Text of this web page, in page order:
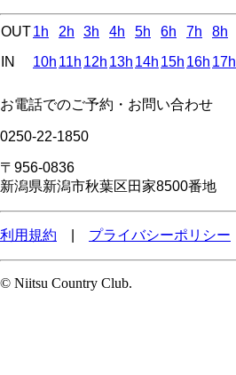
OUT1h 2h 3h 4h 5h 6h 7h 8h
IN
10h 11h 12h 13h 14h 15h 16h 17h
お電話でのご予約・お問い合わせ
0250-22-1850
〒956-0836
新潟県新潟市秋葉区田家8500番地
利用規約 プライバシーポリシー
© Niitsu Country Club.